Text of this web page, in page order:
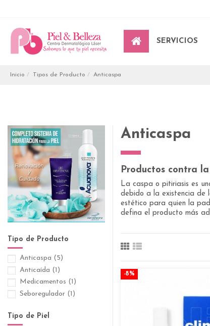
SERVICIOS
Inicio Tipos de Producto Anticaspa
Anticaspa
Productos contra
La caspa o pitiriasis es
debido a la existencia de
estético para quien la
defina el producto más
-8%
Tipo de Producto
Anticaspa (5)
Anticaída (1)
Medicamentos (1)
Seboregulador (1)
Tipo de Piel